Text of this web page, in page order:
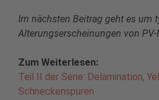
Im nächsten Beitrag geht es um
Alterungserscheinungen von
Zum Weiterlesen:
Teil II der Serie: Delamination,
Schneckenspuren